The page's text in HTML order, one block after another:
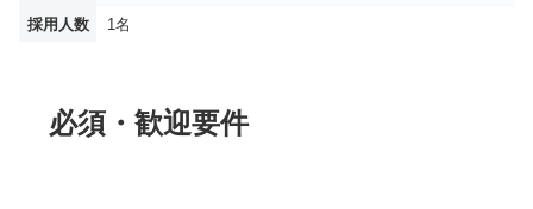
採用人数
1名
必須・歓迎要件